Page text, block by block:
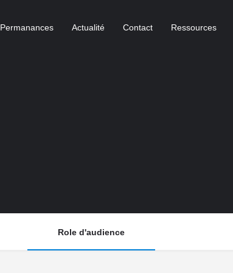
Permanances Actualité Contact Ressources
Role d'audience